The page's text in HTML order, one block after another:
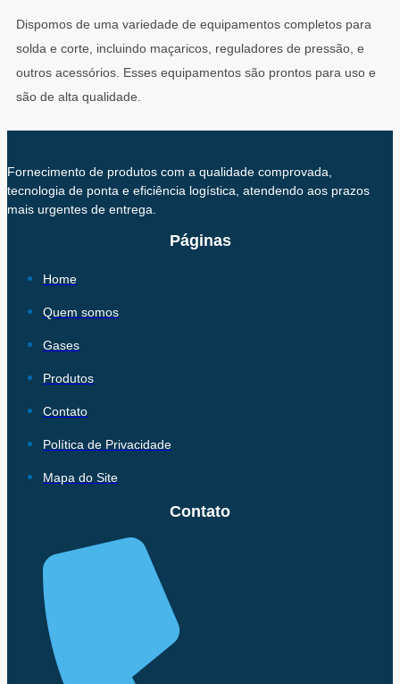
Dispomos de uma variedade de equipamentos completos para
solda e corte, incluindo maçaricos, reguladores de pressão, e
outros acessórios. Esses equipamentos são prontos para uso e
são de alta qualidade.
Fornecimento de produtos com a qualidade comprovada,
tecnologia de ponta e eficiência logística, atendendo aos prazos
mais urgentes de entrega.
Páginas
Home
Quem somos
Gases
Produtos
Contato
Política de Privacidade
Mapa do Site
Contato